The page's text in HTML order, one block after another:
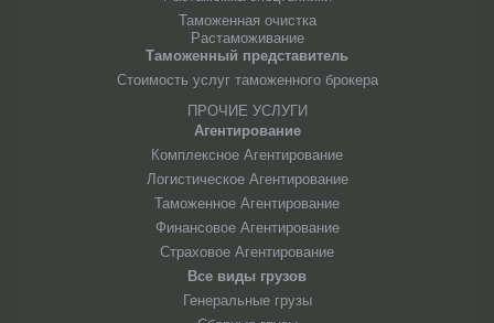
Таможенная очистка
Растаможивание
Таможенный представитель
Стоимость услуг таможенного брокера
ПРОЧИЕ УСЛУГИ
Агентирование
Комплексное Агентирование
Логистическое Агентирование
Таможенное Агентирование
Финансовое Агентирование
Страховое Агентирование
Все виды грузов
Генеральные грузы